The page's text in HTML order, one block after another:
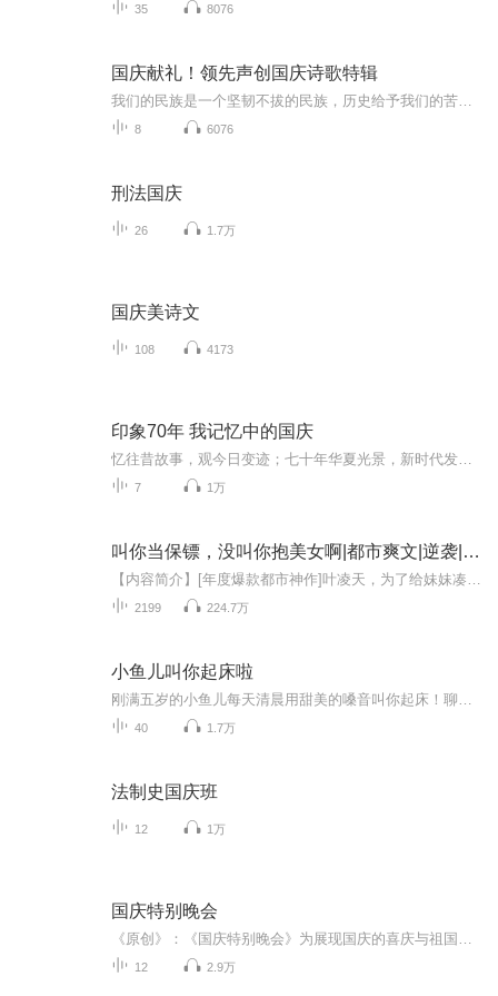
35 8076
国庆献礼！领先声创国庆诗歌特辑
8 6076
刑法国庆
26 1.7万
国庆美诗文
108 4173
印象70年 我记忆中的国庆
7 1万
叫你当保镖，没叫你抱美女啊|都市爽文|逆袭|多人剧
2199 224.7万
小鱼儿叫你起床啦
40 1.7万
法制史国庆班
12 1万
国庆特别晚会
12 2.9万